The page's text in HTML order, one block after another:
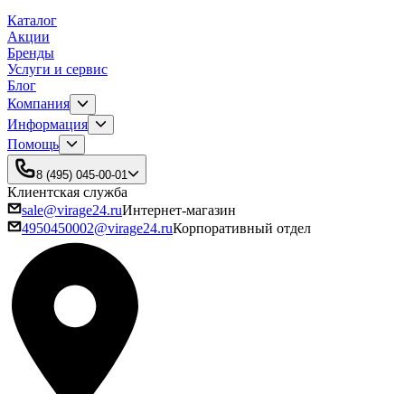
Каталог
Акции
Бренды
Услуги и сервис
Блог
Компания
Информация
Помощь
8 (495) 045-00-01
Клиентская служба
sale@virage24.ruИнтернет-магазин
4950450002@virage24.ruКорпоративный отдел